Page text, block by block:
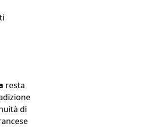
resta
di